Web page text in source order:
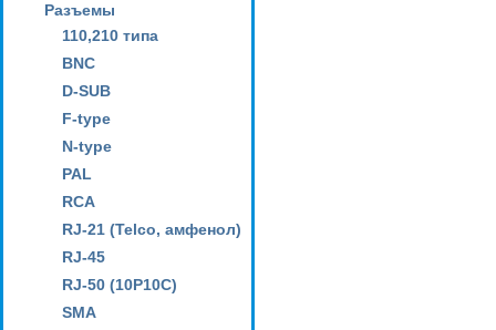
Разъемы
110,210 типа
BNC
D-SUB
F-type
N-type
PAL
RCA
RJ-21 (Telco, амфенол)
RJ-45
RJ-50 (10P10C)
SMA